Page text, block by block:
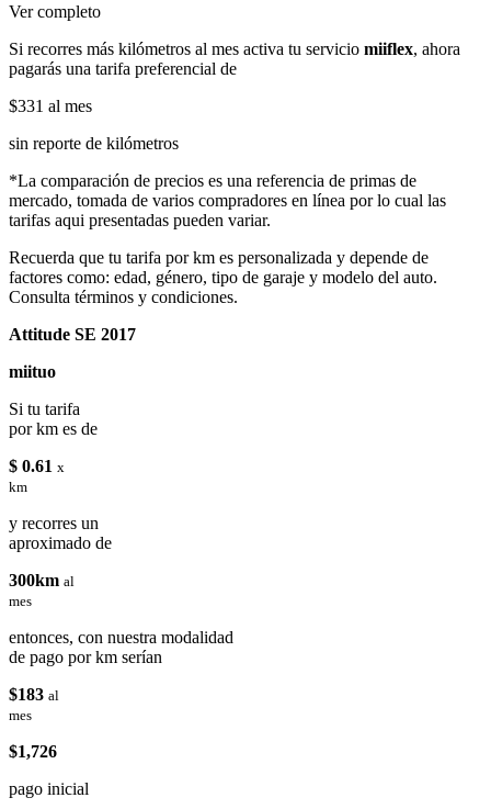
Ver completo
Si recorres más kilómetros al mes activa tu servicio miiflex, ahora
pagarás una tarifa preferencial de
$331 al mes
sin reporte de kilómetros
*La comparación de precios es una referencia de primas de
mercado, tomada de varios compradores en línea por lo cual las
tarifas aqui presentadas pueden variar.
Recuerda que tu tarifa por km es personalizada y depende de
factores como: edad, género, tipo de garaje y modelo del auto.
Consulta términos y condiciones.
Attitude SE 2017
miituo
Si tu tarifa
por km es de
$ 0.61 x
km
y recorres un
aproximado de
300km al
mes
entonces, con nuestra modalidad
de pago por km serían
$183 al
mes
$1,726
pago inicial